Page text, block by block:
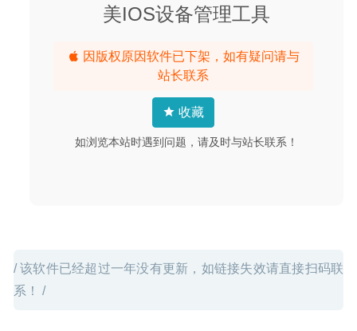
美IOS设备管理工具
因版权原因软件已下架，如有疑问请与
站长联系
收藏
如浏览本站时遇到问题，请及时与站长联系！
/ 该软件已经超过一年没有更新，如链接失效请直接扫码联
系！ /
版-功能强大的视频格式转换工具
2020-02-20
Betterzip 5.0b11 中文版-优秀的压缩解压工具